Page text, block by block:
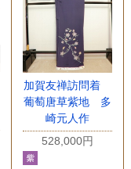
加賀友禅訪問着
葡萄唐草紫地 多
崎元人作
528,000円